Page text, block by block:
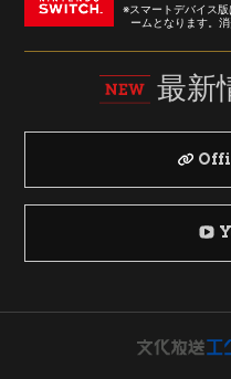
※スマートデバイス
ームとなります。
最新